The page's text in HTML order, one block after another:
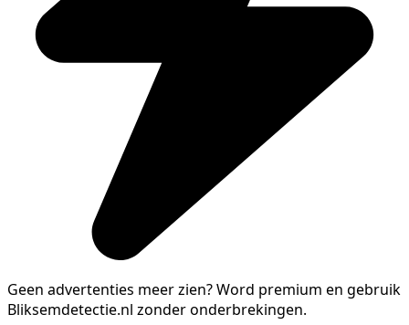
Geen advertenties meer zien?Word premium en gebruik
Bliksemdetectie.nl zonder onderbrekingen.